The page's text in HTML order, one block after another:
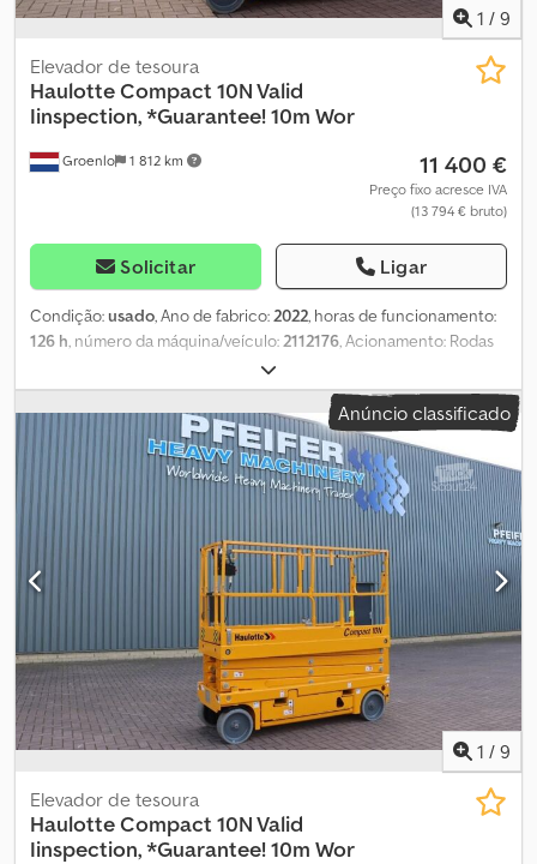
1 / 9
Groenlo 1 812 km
Elevador de tesoura
HaulotteCompact 10N Valid
Iinspection, *Guarantee! 10m Wor
11 400 €
Preço fixo acresce IVA
(13 794 € bruto)
Solicitar Ligar
Condição:usado, Ano de fabrico:2022, horas de funcionamento:
126 h, número da máquina/veículo:2112176, Acionamento: Rodas
Peso em vazio: 2.160 kg Capacidade de elevação: 230 kg Altura de
trabalho: 1.000 cm Dimensões do compartimento de carga: 231 x
81 x 218 cm Dcjdeuwxavopfx Akbjk Entre em contato com a
PFEIFER GROUP para mais informações.
Anúncio classificado
1 / 9
Elevador de tesoura
HaulotteCompact 10N Valid
Iinspection, *Guarantee! 10m Wor